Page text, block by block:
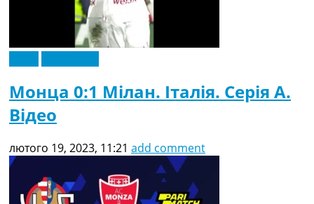
Монца 0:1 Мілан. Італія. Серія A.
Відео
лютого 19, 2023, 11:21 add comment